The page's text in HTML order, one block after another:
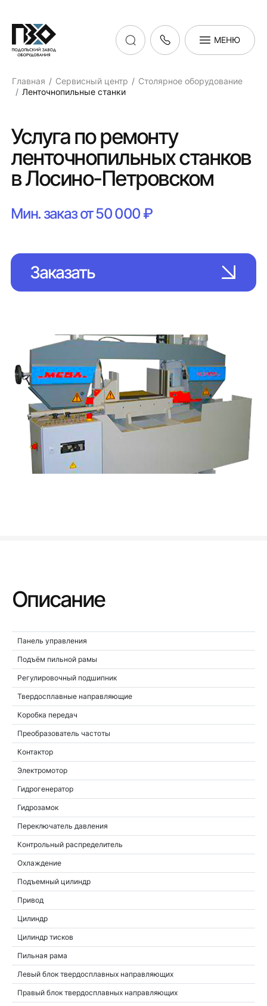
МЕНЮ
Главная Сервисный центр
Столярное оборудование
Ленточнопильные станки
Услуга по ремонту
ленточнопильных станков
в Лосино-Петровском
Мин. заказ от 50 000 ₽
Заказать
Описание
Панель управления
Подъём пильной рамы
Регулировочный подшипник
Твердосплавные направляющие
Коробка передач
Преобразователь частоты
Контактор
Электромотор
Гидрогенератор
Гидрозамок
Переключатель давления
Контрольный распределитель
Охлаждение
Подъемный цилиндр
Привод
Цилиндр
Цилиндр тисков
Пильная рама
Левый блок твердосплавных направляющих
Правый блок твердосплавных направляющих